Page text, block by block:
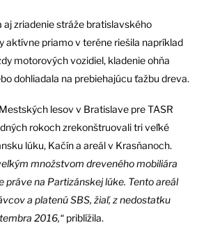
aj zriadenie stráže bratislavského
aktívne priamo v teréne riešila napríklad
motorových vozidiel, kladenie ohňa
dohliadala na prebiehajúcu ťažbu dreva.
lesov v Bratislave pre TASR
rokoch zrekonštruovali tri veľké
lúku, Kačín a areál v Krasňanoch.
množstvom dreveného mobiliára
práve na Partizánskej lúke. Tento areál
a platenú SBS, žiaľ, z nedostatku
2016,“priblížila.